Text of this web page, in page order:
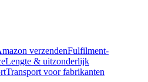
verzendenFulfilment-
Lengte & uitzonderlijk
Transport voor fabrikanten